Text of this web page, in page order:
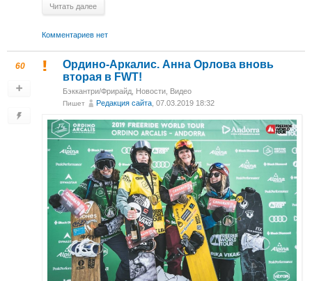
Читать далее
Комментариев нет
60
Ордино-Аркалис. Анна Орлова вновь
вторая в FWT!
Бэккантри/Фрирайд Новости Видео
Пишет Редакция сайта , 07.03.2019 18:32